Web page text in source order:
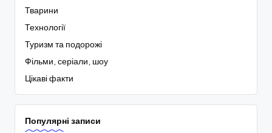
Тварини
Технології
Туризм та подорожі
Фільми, серіали, шоу
Цікаві факти
Популярні записи